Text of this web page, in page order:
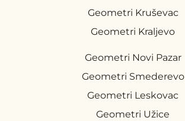
Geometri Kruševac
Geometri Kraljevo
Geometri Novi Pazar
Geometri Smederevo
Geometri Leskovac
Geometri Užice